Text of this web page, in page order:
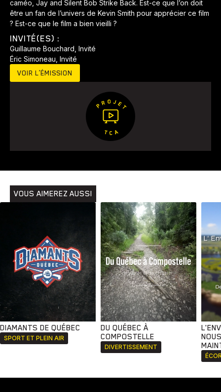
caméo, Jay and Silent Bob Strike Back. Est-ce que l’on doit
être un fan de l’univers de Kevin Smith pour apprécier ce film
? Est-ce que le film a bien vieilli ?
INVITÉ(ES) :
Guillaume Bouchard, Invité
Éric Simoneau, Invité
VOIR L’ÉMISSION
VOUS AIMEREZ AUSSI
DIAMANTS DE QUÉBEC
SPORT ET PLEIN AIR
DU QUÉBEC À
COMPOSTELLE
DIVERTISSEMENT